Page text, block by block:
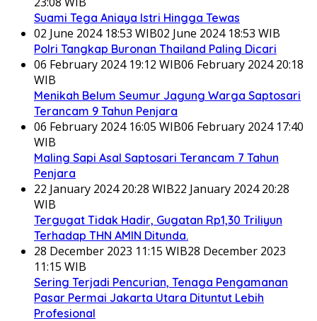
Suami Tega Aniaya Istri Hingga Tewas
02 June 2024 18:53 WIB02 June 2024 18:53 WIB
Polri Tangkap Buronan Thailand Paling Dicari
06 February 2024 19:12 WIB06 February 2024 20:18
WIB
Menikah Belum Seumur Jagung Warga Saptosari
Terancam 9 Tahun Penjara
06 February 2024 16:05 WIB06 February 2024 17:40
WIB
Maling Sapi Asal Saptosari Terancam 7 Tahun
Penjara
22 January 2024 20:28 WIB22 January 2024 20:28
WIB
Tergugat Tidak Hadir, Gugatan Rp1,30 Triliyun
Terhadap THN AMIN Ditunda.
28 December 2023 11:15 WIB28 December 2023
11:15 WIB
Sering Terjadi Pencurian, Tenaga Pengamanan
Pasar Permai Jakarta Utara Dituntut Lebih
Profesional